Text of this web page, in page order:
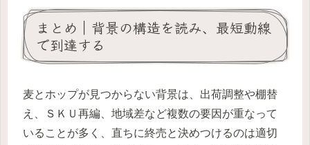
まとめ｜背景の構造を読み、最短動線
で到達する
麦とホップが見つからない背景は、出荷調整や棚替
え、ＳＫＵ再編、地域差など複数の要因が重なって
いることが多く、直ちに終売と決めつけるのは適切